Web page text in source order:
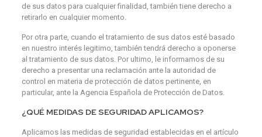
de sus datos para cualquier finalidad, también tiene derecho a
retirarlo en cualquier momento.
Por otra parte, cuando el tratamiento de sus datos esté basado
en nuestro interés legitimo, también tendrá derecho a oponerse
al tratamiento de sus datos. Por ultimo, le informamos de su
derecho a presentar una reclamación ante la autoridad de
control en materia de protección de datos pertinente, en
particular, ante la Agencia Española de Protección de Datos.
¿QUÉ MEDIDAS DE SEGURIDAD APLICAMOS?
Aplicamos las medidas de seguridad establecidas en el artículo